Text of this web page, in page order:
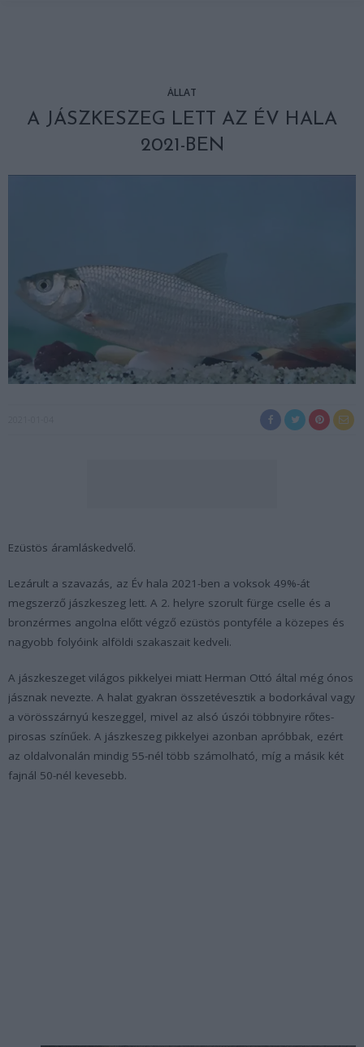
ÁLLAT
A JÁSZKESZEG LETT AZ ÉV HALA
2021-BEN
Ezüstös áramláskedvelő.
Lezárult a szavazás, az Év hala 2021-ben a voksok 49%-át
megszerző jászkeszeg lett. A 2. helyre szorult fürge cselle és a
bronzérmes angolna előtt végző ezüstös pontyféle a közepes és
nagyobb folyóink alföldi szakaszait kedveli.
A jászkeszeget világos pikkelyei miatt Herman Ottó által még ónos
jásznak nevezte. A halat gyakran összetévesztik a bodorkával vagy
a vörösszárnyú keszeggel, mivel az alsó úszói többnyire rőtes-
pirosas színűek. A jászkeszeg pikkelyei azonban apróbbak, ezért
az oldalvonalán mindig 55-nél több számolható, míg a másik két
fajnál 50-nél kevesebb.